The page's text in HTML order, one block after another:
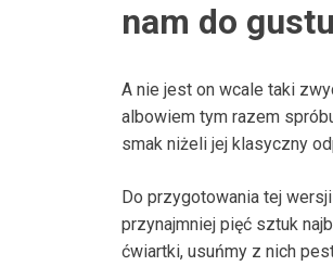
nam do gustu
A nie jest on wcale taki
albowiem tym razem
smak niżeli jej klasyczny
Do przygotowania tej
przynajmniej pięć sztuk
ćwiartki, usuńmy z nich